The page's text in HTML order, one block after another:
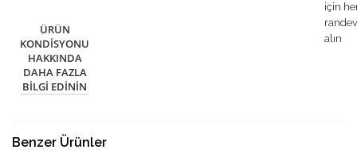
ÜRÜN
KONDISYONU
HAKKINDA
DAHA FAZLA
BILGI EDININ
için
alın
Benzer Ürünler